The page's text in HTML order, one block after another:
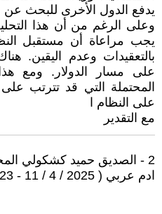
يدفع الدول الأخرى للبحث عن
وعلى الرغم من أن هذا
يجب مراعاة أن مستقبل
بالتعقيدات وعدم اليقين.
على مسار الدولار. ومع
المحتملة التي قد تترتب
على النظام ا
مع التقدير
2 - الصديق حميد كشكولي المحترم
ادم عربي ( 2025 / 4 / 11 - 14:23 )